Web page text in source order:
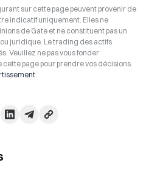
sur cette page peuvent provenir de
indicatif uniquement. Elles ne
de Gate et ne constituent pas un
juridique. Le trading des actifs
Veuillez ne pas vous fonder
page pour prendre vos décisions.
.